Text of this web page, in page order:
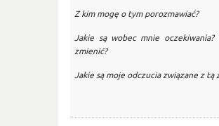
Z kim mogę o tym porozmawiać?
Jakie są wobec mnie oczekiwania?
zmienić?
Jakie są moje odczucia związane z tą